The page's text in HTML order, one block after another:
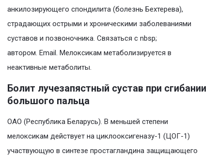
анкилозирующего спондилита (болезнь Бехтерева),
страдающих острыми и хроническими заболеваниями
суставов и позвоночника. Связаться с nbsp;
автором. Email. Мелоксикам метаболизируется в
неактивные метаболиты.
Болит лучезапястный сустав при сгибании
большого пальца
ОАО (Республика Беларусь). В меньшей степени
мелоксикам действует на циклооксигеназу-1 (ЦОГ-1)
участвующую в синтезе простагландина защищающего